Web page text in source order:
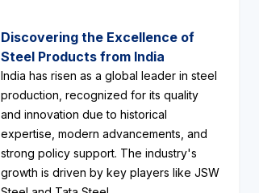
Discovering the Excellence of
Steel Products from India
India has risen as a global leader in steel
production, recognized for its quality
and innovation due to historical
expertise, modern advancements, and
strong policy support. The industry's
growth is driven by key players like JSW